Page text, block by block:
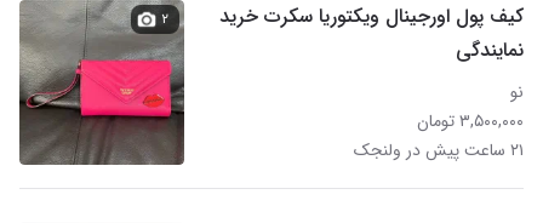
کیف پول اورجینال ویکتوریا سکرت خرید
نمایندگی
نو
۳,۵۰۰,۰۰۰ تومان
۲۱ ساعت پیش در ولنجک
۲